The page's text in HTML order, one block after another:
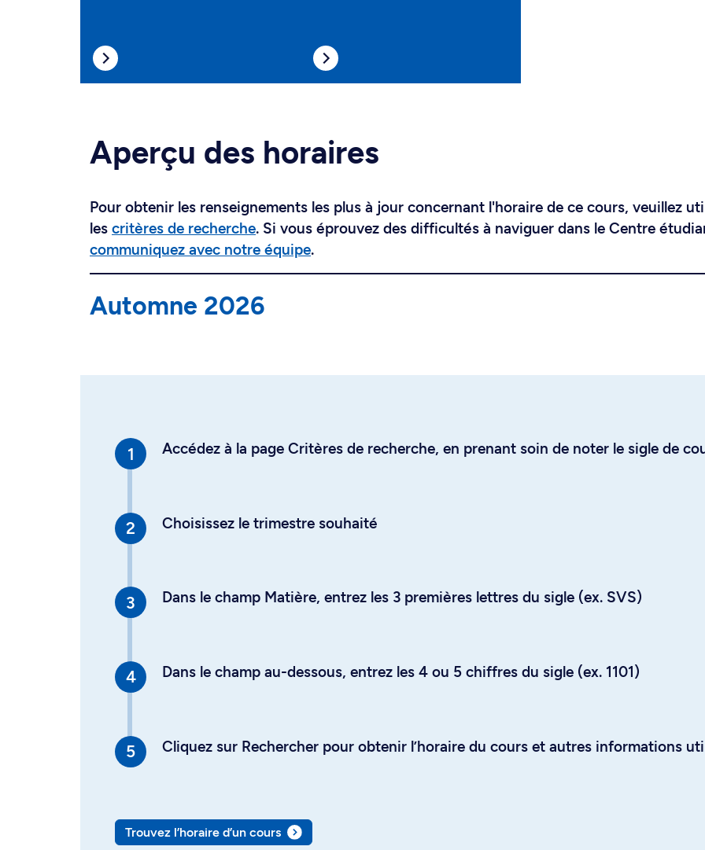
Aperçu des horaires
Pour obtenir les renseignements les plus à jour concernant l'horaire de ce cours, veuillez
les critères de recherche. Si vous éprouvez des difficultés à naviguer dans le Centre
communiquez avec notre équipe.
Automne 2026
Accédez à la page Critères de recherche, en prenant soin de noter le sigle de
Choisissez le trimestre souhaité
Dans le champ Matière, entrez les 3 premières lettres du sigle (ex. SVS)
Dans le champ au-dessous, entrez les 4 ou 5 chiffres du sigle (ex. 1101)
Cliquez sur Rechercher pour obtenir l’horaire du cours et autres informations
Trouvez l’horaire d’un cours